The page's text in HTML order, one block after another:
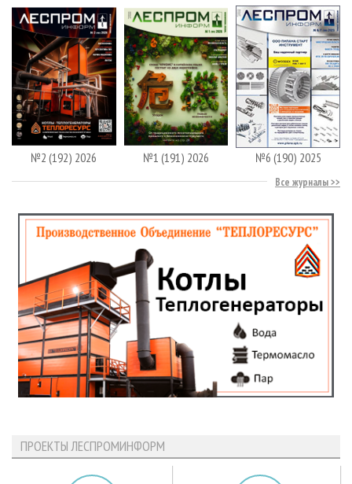
№2 (192) 2026 №1 (191) 2026 №6 (190) 2025
Все журналы
ПРОЕКТЫ ЛЕСПРОМИНФОРМ